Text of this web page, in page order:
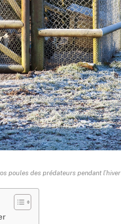
poules des prédateurs pendant l’hiver